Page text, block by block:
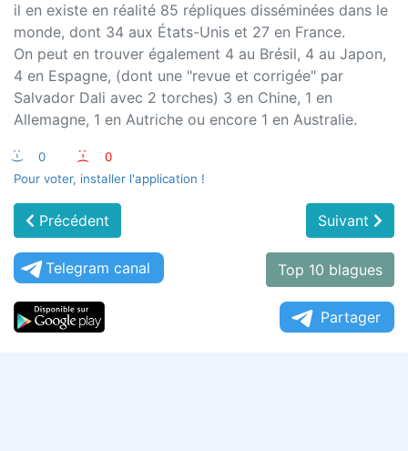
il en existe en réalité 85 répliques disséminées dans le
monde, dont 34 aux États-Unis et 27 en France.
On peut en trouver également 4 au Brésil, 4 au Japon,
4 en Espagne, (dont une "revue et corrigée" par
Salvador Dali avec 2 torches) 3 en Chine, 1 en
Allemagne, 1 en Autriche ou encore 1 en Australie.
:-) 0 :-(
0
Pour voter, installer l'application !
Précédent Suivant
Telegram canal Top 10 blagues
Partager